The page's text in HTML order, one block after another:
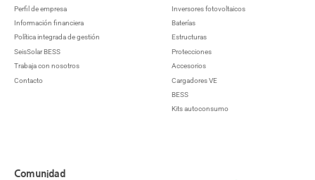
Perfil de empresa
Información financiera
Política integrada de gestión
SeisSolar BESS
Trabaja con nosotros
Contacto
Inversores fotovoltaicos
Baterías
Estructuras
Protecciones
Accesorios
Cargadores VE
BESS
Kits autoconsumo
Comunidad